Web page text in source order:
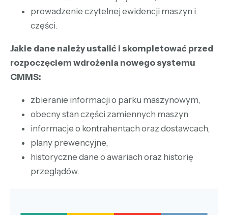
prowadzenie czytelnej ewidencji maszyn i
części.
Jakie dane należy ustalić i skompletować przed
rozpoczęciem wdrożenia nowego systemu
CMMS:
zbieranie informacji o parku maszynowym,
obecny stan części zamiennych maszyn
informacje o kontrahentach oraz dostawcach,
plany prewencyjne,
historyczne dane o awariach oraz historię
przeglądów.